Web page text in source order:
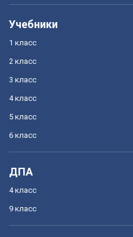
Учебники
1 класс
2 класс
3 класс
4 класс
5 класс
6 класс
ДПА
4 класс
9 класс